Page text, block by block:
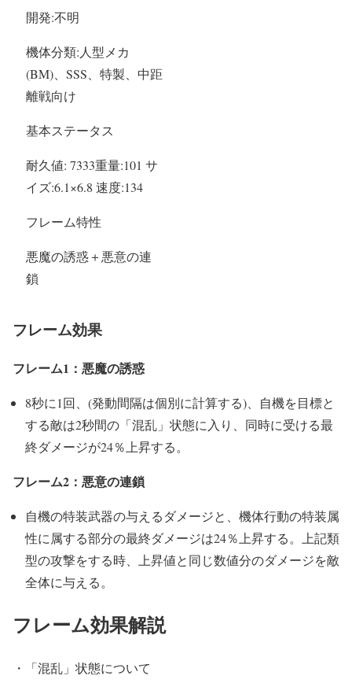
開発:不明
機体分類:人型メカ
(BM)、SSS、特製、中距
離戦向け
基本ステータス
耐久値: 7333重量:101 サ
イズ:6.1×6.8 速度:134
フレーム特性
悪魔の誘惑＋悪意の連
鎖
フレーム効果
フレーム1：悪魔の誘惑
8秒に1回、(発動間隔は個別に計算する)、自機を目標と
する敵は2秒間の「混乱」状態に入り、同時に受ける最
終ダメージが24％上昇する。
フレーム2：悪意の連鎖
自機の特装武器の与えるダメージと、機体行動の特装属
性に属する部分の最終ダメージは24％上昇する。上記類
型の攻撃をする時、上昇値と同じ数値分のダメージを敵
全体に与える。
フレーム効果解説
・「混乱」状態について